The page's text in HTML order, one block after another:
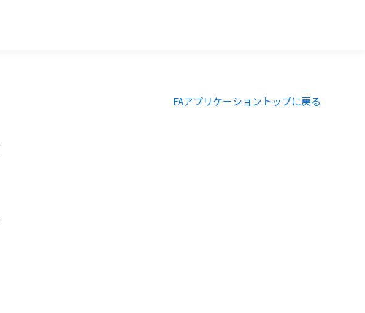
FAアプリケーショントップに戻る